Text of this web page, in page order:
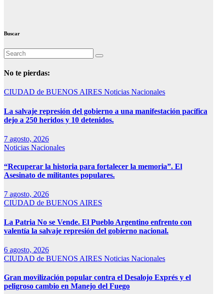
Buscar
No te pierdas:
CIUDAD de BUENOS AIRES Noticias Nacionales
La salvaje represión del gobierno a una manifestación pacífica
dejo a 250 heridos y 10 detenidos.
7 agosto, 2026
Noticias Nacionales
“Recuperar la historia para fortalecer la memoria”. El
Asesinato de militantes populares.
7 agosto, 2026
CIUDAD de BUENOS AIRES
La Patria No se Vende. El Pueblo Argentino enfrento con
valentía la salvaje represión del gobierno nacional.
6 agosto, 2026
CIUDAD de BUENOS AIRES Noticias Nacionales
Gran movilización popular contra el Desalojo Exprés y el
peligroso cambio en Manejo del Fuego